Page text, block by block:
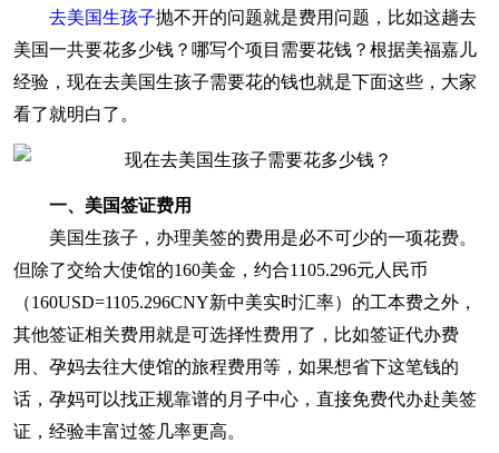
去美国生孩子抛不开的问题就是费用问题，比如这趟去
美国一共要花多少钱？哪写个项目需要花钱？根据美福嘉儿
经验，现在去美国生孩子需要花的钱也就是下面这些，大家
看了就明白了。
一、美国签证费用
美国生孩子，办理美签的费用是必不可少的一项花费。
但除了交给大使馆的160美金，约合1105.296元人民币
（160USD=1105.296CNY新中美实时汇率）的工本费之外，
其他签证相关费用就是可选择性费用了，比如签证代办费
用、孕妈去往大使馆的旅程费用等，如果想省下这笔钱的
话，孕妈可以找正规靠谱的月子中心，直接免费代办赴美签
证，经验丰富过签几率更高。